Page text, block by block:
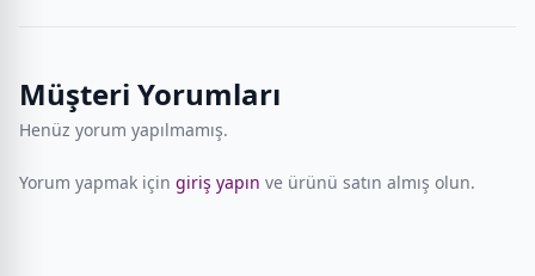
Müşteri Yorumları
Henüz yorum yapılmamış.
Yorum yapmak için giriş yapın ve ürünü satın almış olun.